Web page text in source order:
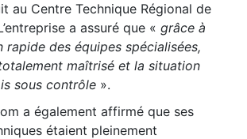
au Centre Technique Régional de
a assuré que « grâce à
rapide des équipes spécialisées,
maîtrisé et la situation
sous contrôle ».
a également affirmé que ses
étaient pleinement